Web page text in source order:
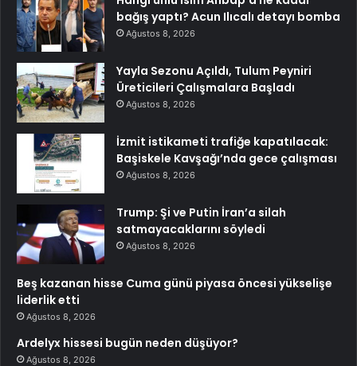
bağış yaptı? Acun Ilıcalı detayı bomba
Ağustos 8, 2026
Yayla Sezonu Açıldı, Tulum Peyniri
Üreticileri Çalışmalara Başladı
Ağustos 8, 2026
İzmit istikameti trafiğe kapatılacak:
Başiskele Kavşağı’nda gece çalışması
Ağustos 8, 2026
Trump: Şi ve Putin İran’a silah
satmayacaklarını söyledi
Ağustos 8, 2026
Beş kazanan hisse Cuma günü piyasa öncesi yükselişe
liderlik etti
Ağustos 8, 2026
Ardelyx hissesi bugün neden düşüyor?
Ağustos 8, 2026